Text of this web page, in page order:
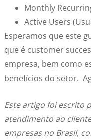
Monthly
Active Users
Esperamos que este
que é customer
empresa, bem como
benefícios do setor.
Este artigo foi escrito
atendimento ao
empresas no Brasil,